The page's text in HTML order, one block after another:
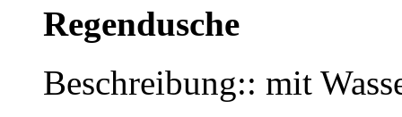
Regendusche
Beschreibung:: mit